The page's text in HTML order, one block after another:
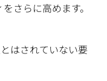
さらに高めます。
はされていない要